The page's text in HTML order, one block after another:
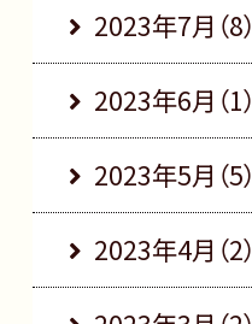
2023年7月（8）
2023年6月（1）
2023年5月（5）
2023年4月（2）